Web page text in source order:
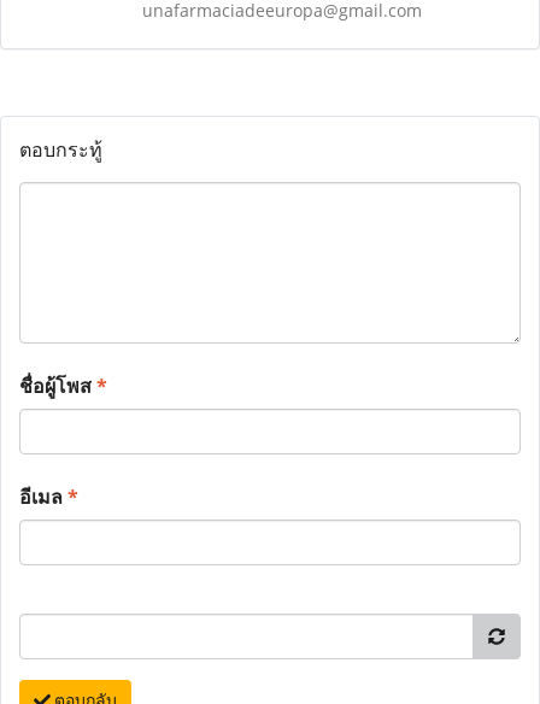
unafarmaciadeeuropa@gmail.com
ตอบกระทู้
ชื่อผู้โพส*
อีเมล*